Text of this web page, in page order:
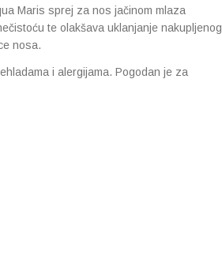
Maris sprej za nos jačinom mlaza
te olakšava uklanjanje nakupljenog
nosa.
i alergijama. Pogodan je za